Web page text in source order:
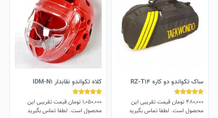
ساک تکواندو دو کاره RZ-T14
نمره
5.00
از 5
480,000 تومانقیمت تقریبی این
محصول است. لطفا تماس بگیرید
کلاه تکواندو نقابدار IDM-N1
نمره
5.00
از 5
1,050,000 تومانقیمت تقریبی این
محصول است. لطفا تماس بگیرید